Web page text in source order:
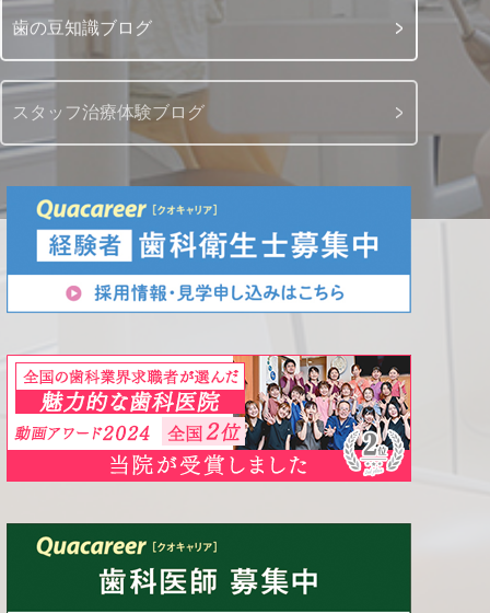
歯の豆知識ブログ
スタッフ治療体験ブログ